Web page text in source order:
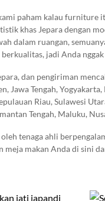
paham kalau furniture
khas Jepara dengan
dalam ruangan,
jadi Anda
dan pengiriman
Jawa Tengah, Yogyakarta,
Riau, Sulawesi
Tengah, Maluku,
Belitung, Sumatera
tenaga ahli
makan Anda di sini